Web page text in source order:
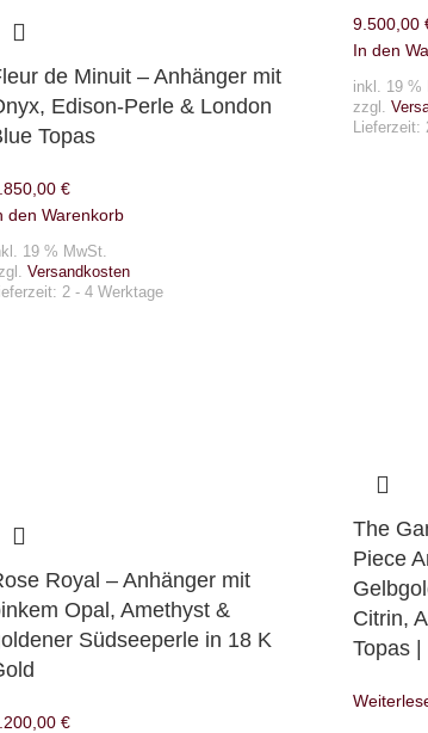
de Minuit – Anhänger mit
Edison-Perle & London
Topas
€
den Warenkorb
19 % MwSt.
Versandkosten
2 - 4 Werktage
9.500,00
In den
inkl. 19 %
zzgl.
Lieferzeit:
Royal – Anhänger mit
Opal, Amethyst &
Südseeperle in 18 K
€
The
Piece
Citrin,
Topas